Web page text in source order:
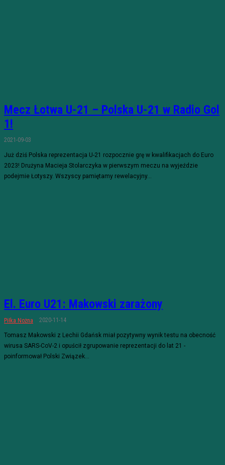
Mecz Łotwa U-21 – Polska U-21 w Radio Gol
1!
2021-09-03
Już dziś Polska reprezentacja U-21 rozpocznie grę w kwalifikacjach do Euro
2023! Drużyna Macieja Stolarczyka w pierwszym meczu na wyjeździe
podejmie Łotyszy. Wszyscy pamiętamy rewelacyjny...
El. Euro U21: Makowski zarażony
Piłka Nożna 2020-11-14
Tomasz Makowski z Lechii Gdańsk miał pozytywny wynik testu na obecność
wirusa SARS-CoV-2 i opuścił zgrupowanie reprezentacji do lat 21 -
poinformował Polski Związek...